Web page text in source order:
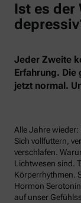
Ist es der
Jeder Zweite
Erfahrung. Die
jetzt normal.
Alle Jahre wieder:
Sich vollfuttern,
verschlafen.
Lichtwesen sind.
Körperrhythmen.
Hormon
auf unser